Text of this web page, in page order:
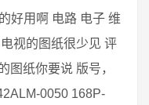
好用啊 电路 电子 维
视的图纸很少见 评
图纸你要说 版号，
0050 168P-